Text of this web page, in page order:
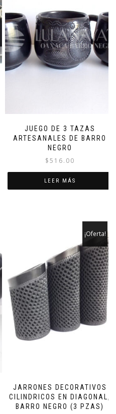
JUEGO DE 3 TAZAS
ARTESANALES DE BARRO
NEGRO
$516.00
LEER MÁS
JARRONES DECORATIVOS
CILINDRICOS EN DIAGONAL,
BARRO NEGRO (3 PZAS)
¡Oferta!